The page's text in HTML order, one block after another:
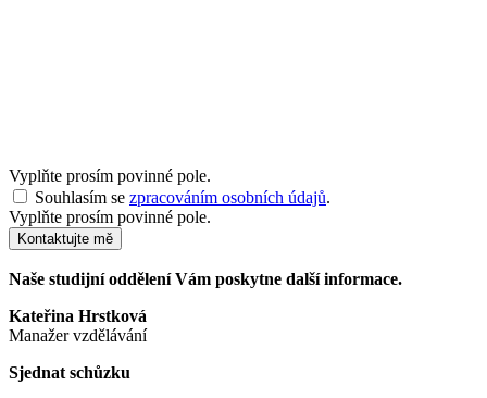
Vyplňte prosím povinné pole.
Souhlasím se zpracováním osobních údajů.
Vyplňte prosím povinné pole.
Kontaktujte mě
Naše studijní oddělení Vám poskytne další informace.
Kateřina Hrstková
Manažer vzdělávání
Sjednat schůzku